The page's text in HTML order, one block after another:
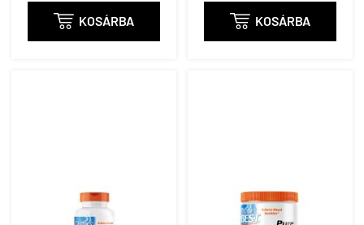
 KOSÁRBA  KOSÁRBA